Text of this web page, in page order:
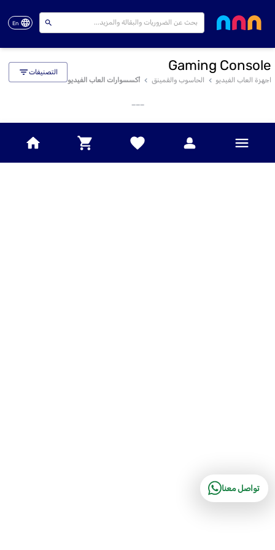
En
Gaming Console
اجهزة العاب الفيديو الحاسوب والقمينق أكسسوارات العاب الفيديو
التصنيفات
تواصل معنا